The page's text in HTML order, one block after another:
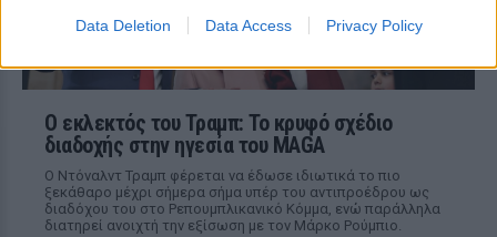
Data Deletion Data Access Privacy Policy
Ο εκλεκτός του Τραμπ: Το κρυφό σχέδιο
διαδοχής στην ηγεσία του MAGA
Ο Ντόναλντ Τραμπ φέρεται να έδωσε ιδιωτικά το πιο
ξεκάθαρο μέχρι σήμερα σήμα υπέρ του αντιπροέδρου ως
διαδόχου του στο Ρεπουμπλικανικό Κόμμα, ενώ παράλληλα
διατηρεί ανοιχτή την εξίσωση με τον Μάρκο Ρούμπιο.